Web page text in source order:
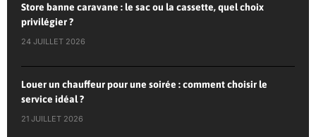
Store banne caravane : le sac ou la cassette, quel choix
privilégier ?
24 JUILLET 2026
Louer un chauffeur pour une soirée : comment choisir le
service idéal ?
21 JUILLET 2026